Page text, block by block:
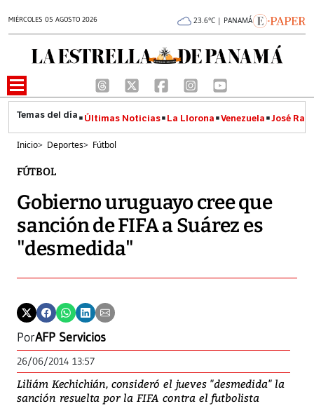
MIÉRCOLES 05 AGOSTO 2026 23.6°C | PANAMÁ
Últimas Noticias La Llorona Venezuela José
Inicio> Deportes> Fútbol
FÚTBOL
Gobierno uruguayo cree que
sanción de FIFA a Suárez es
"desmedida"
PorAFP Servicios
26/06/2014 13:57
Liliám Kechichián, consideró el jueves "desmedida" la
sanción resuelta por la FIFA contra el futbolista